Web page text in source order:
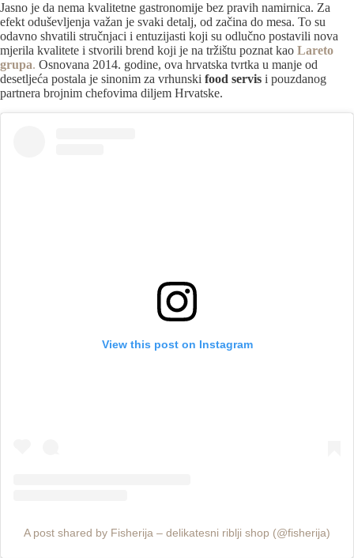
Jasno je da nema kvalitetne gastronomije bez pravih namirnica. Za
efekt oduševljenja važan je svaki detalj, od začina do mesa. To su
odavno shvatili stručnjaci i entuzijasti koji su odlučno postavili nova
mjerila kvalitete i stvorili brend koji je na tržištu poznat kao Lareto
grupa. Osnovana 2014. godine, ova hrvatska tvrtka u manje od
desetljeća postala je sinonim za vrhunski food servis i pouzdanog
partnera brojnim chefovima diljem Hrvatske.
View this post on Instagram
A post shared by Fisherija – delikatesni riblji shop (@fisherija)